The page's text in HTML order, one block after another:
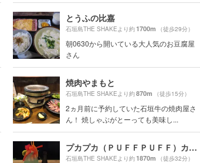
とうふの比嘉
石垣島THE SHAKEより約1700m （徒歩29分）
朝0630から開いている大人気のお豆腐屋
さん
焼肉やまもと
石垣島THE SHAKEより約870m （徒歩15分）
2ヵ月前に予約していた石垣牛の焼肉屋さ
ん！ 焼しゃぶがとーっても美味し...
プカプカ（ＰＵＦＦＰＵＦＦ）カフェ＆レストラン
石垣島THE SHAKEより約1870m （徒歩32分）